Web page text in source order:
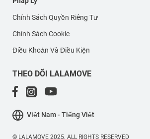
Chính Sách Quyền Riêng Tư
Chính Sách Cookie
Điều Khoản Và Điều Kiện
THEO DÕI LALAMOVE
Việt Nam - Tiếng Việt
© LALAMOVE 2025. ALL RIGHTS RESERVED